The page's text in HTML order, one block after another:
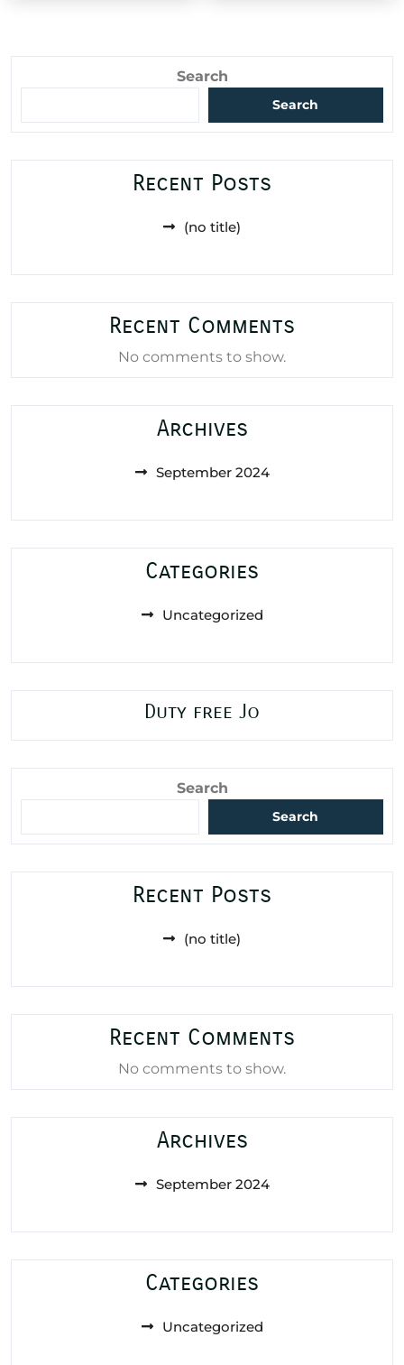
Search
Search
Recent Posts
(no title)
Recent Comments
No comments to show.
Archives
September 2024
Categories
Uncategorized
Duty free Jo
Search
Search
Recent Posts
(no title)
Recent Comments
No comments to show.
Archives
September 2024
Categories
Uncategorized